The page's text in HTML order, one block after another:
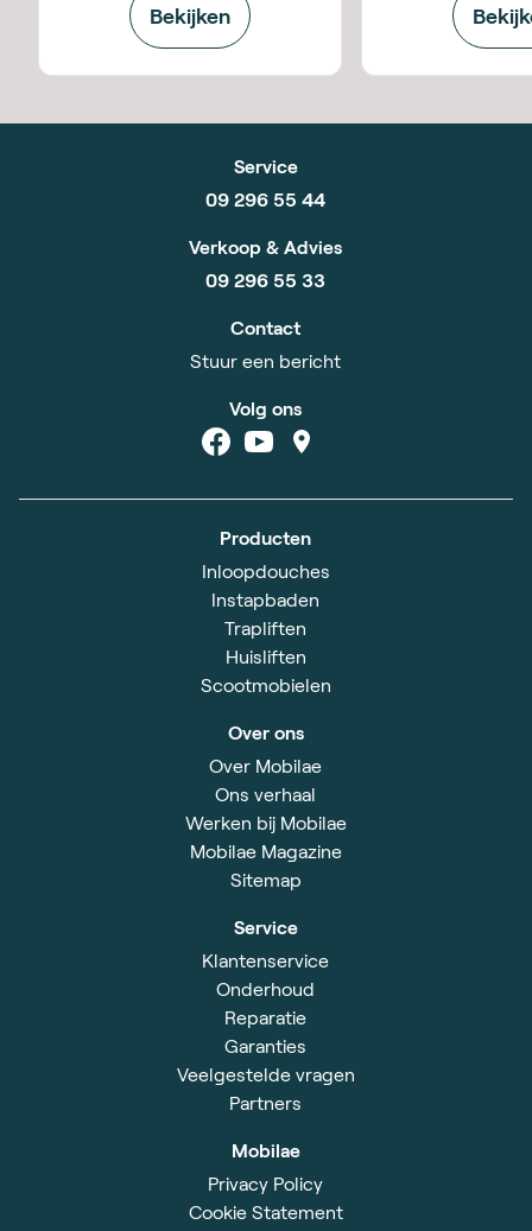
Bekijken
Service
09 296 55 44
Verkoop & Advies
09 296 55 33
Contact
Stuur een bericht
Volg ons
Producten
Inloopdouches
Instapbaden
Trapliften
Huisliften
Scootmobielen
Over ons
Over Mobilae
Ons verhaal
Werken bij Mobilae
Mobilae Magazine
Sitemap
Service
Klantenservice
Onderhoud
Reparatie
Garanties
Veelgestelde vragen
Partners
Mobilae
Privacy Policy
Cookie Statement